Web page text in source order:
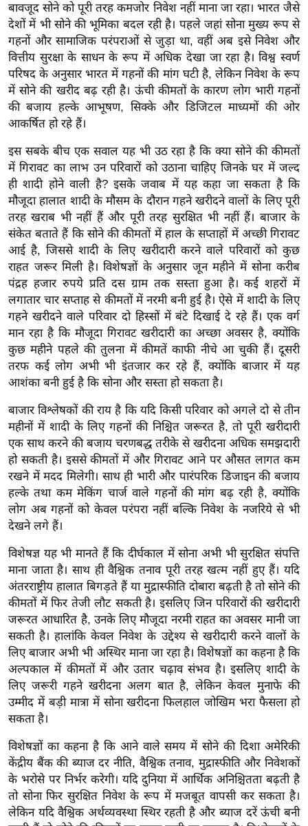
म
नो
रं
ज
न
ज
ग
बॉ
ली
वु
ड
हॉ
ली
वु
ड
फि
ल्म
स
मी
क्षा
r
e
a
k
i
n
g
e
w
s
ला
इ
फ
स्टा
इ
ल
टे
क्नॉ
लॉ
जी
ब्यू
टी
बावजूद सोने को पूरी तरह कमजोर निवेश नहीं माना जा रहा। भारत जैसे
देशों में भी सोने की भूमिका बदल रही है। पहले जहां सोना मुख्य रूप से
गहनों और सामाजिक परंपराओं से जुड़ा था, वहीं अब इसे निवेश और
वित्तीय सुरक्षा के साधन के रूप में अधिक देखा जा रहा है। विश्व स्वर्ण
परिषद के अनुसार भारत में गहनों की मांग घटी है, लेकिन निवेश के रूप
में सोने की खरीद बढ़ रही है। ऊंची कीमतों के कारण लोग भारी गहनों
की बजाय हल्के आभूषण, सिक्के और डिजिटल माध्यमों की ओर
आकर्षित हो रहे हैं।
इस सबके बीच एक सवाल यह भी उठ रहा है कि क्या सोने की कीमतों
में गिरावट का लाभ उन परिवारों को उठाना चाहिए जिनके घर में जल्द
ही शादी होने वाली है? इसके जवाब में यह कहा जा सकता है कि
मौजूदा हालात शादी के मौसम के दौरान गहने खरीदने वालों के लिए पूरी
तरह खराब भी नहीं हैं और पूरी तरह सुरक्षित भी नहीं हैं। बाजार के
संकेत बताते हैं कि सोने की कीमतों में हाल के सप्ताहों में अच्छी गिरावट
आई है, जिससे शादी के लिए खरीदारी करने वाले परिवारों को कुछ
राहत जरूर मिली है। विशेषज्ञों के अनुसार जून महीने में सोना करीब
पंद्रह हजार रुपये प्रति दस ग्राम तक सस्ता हुआ है। कई शहरों में
लगातार चार सप्ताह से कीमतों में नरमी बनी हुई है। ऐसे में शादी के लिए
गहने खरीदने वाले परिवार दो हिस्सों में बंटे दिखाई दे रहे हैं। एक वर्ग
मान रहा है कि मौजूदा गिरावट खरीदारी का अच्छा अवसर है, क्योंकि
कुछ महीने पहले की तुलना में कीमतें काफी नीचे आ चुकी हैं। दूसरी
तरफ कई लोग अभी भी इंतजार कर रहे हैं, क्योंकि बाजार में यह
आशंका बनी हुई है कि सोना और सस्ता हो सकता है।
बाजार विश्लेषकों की राय है कि यदि किसी परिवार को अगले दो से तीन
महीनों में शादी के लिए गहनों की निश्चित जरूरत है, तो पूरी खरीदारी
एक साथ करने की बजाय चरणबद्ध तरीके से खरीदना अधिक समझदारी
हो सकती है। इससे कीमतों में और गिरावट आने पर औसत लागत कम
रखने में मदद मिलेगी। साथ ही भारी और पारंपरिक डिजाइन की बजाय
हल्के तथा कम मेकिंग चार्ज वाले गहनों की मांग बढ़ रही है, क्योंकि
लोग अब गहनों को केवल परंपरा नहीं बल्कि निवेश के नजरिये से भी
देखने लगे हैं।
विशेषज्ञ यह भी मानते हैं कि दीर्घकाल में सोना अभी भी सुरक्षित संपत्ति
माना जाता है। साथ ही वैश्विक तनाव पूरी तरह खत्म नहीं हुए हैं। यदि
अंतरराष्ट्रीय हालात बिगड़ते हैं या मुद्रास्फीति दोबारा बढ़ती है तो सोने की
कीमतों में फिर तेजी लौट सकती है। इसलिए जिन परिवारों की खरीदारी
जरूरत आधारित है, उनके लिए मौजूदा नरमी राहत का अवसर मानी जा
सकती है। हालांकि केवल निवेश के उद्देश्य से खरीदारी करने वालों के
लिए बाजार अभी भी अस्थिर माना जा रहा है। विशेषज्ञों का कहना है कि
अल्पकाल में कीमतों में और उतार चढ़ाव संभव है। इसलिए शादी के
लिए जरूरी गहने खरीदना अलग बात है, लेकिन केवल मुनाफे की
उम्मीद में बड़ी मात्रा में सोना खरीदना फिलहाल जोखिम भरा फैसला हो
सकता है।
विशेषज्ञों का कहना है कि आने वाले समय में सोने की दिशा अमेरिकी
केंद्रीय बैंक की ब्याज दर नीति, वैश्विक तनाव, मुद्रास्फीति और निवेशकों
के भरोसे पर निर्भर करेगी। यदि दुनिया में आर्थिक अनिश्चितता बढ़ती है
तो सोना फिर सुरक्षित निवेश के रूप में मजबूत वापसी कर सकता है।
लेकिन यदि वैश्विक अर्थव्यवस्था स्थिर रहती है और ब्याज दरें ऊंची बनी